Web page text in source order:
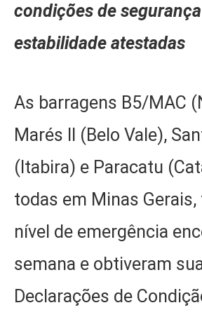
condições de
estabilidade atestadas
As barragens B5/MAC
Marés II (Belo Vale),
(Itabira) e Paracatu
todas em Minas
nível de emergência
semana e obtiveram
Declarações de